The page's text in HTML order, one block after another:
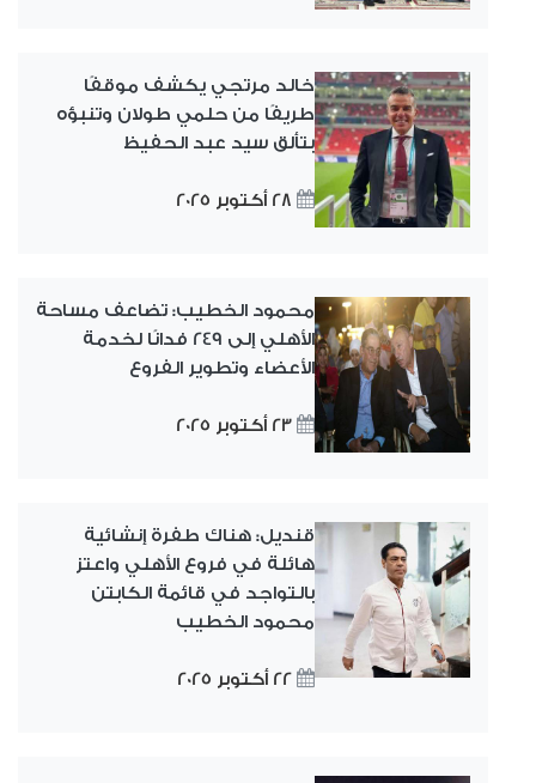
خالد مرتجي يكشف موقفًا
طريفًا من حلمي طولان وتنبؤه
بتألق سيد عبد الحفيظ
28 أكتوبر 2025
محمود الخطيب: تضاعف مساحة
الأهلي إلى 249 فدانًا لخدمة
الأعضاء وتطوير الفروع
23 أكتوبر 2025
قنديل: هناك طفرة إنشائية
هائلة في فروع الأهلي واعتز
بالتواجد في قائمة الكابتن
محمود الخطيب
22 أكتوبر 2025